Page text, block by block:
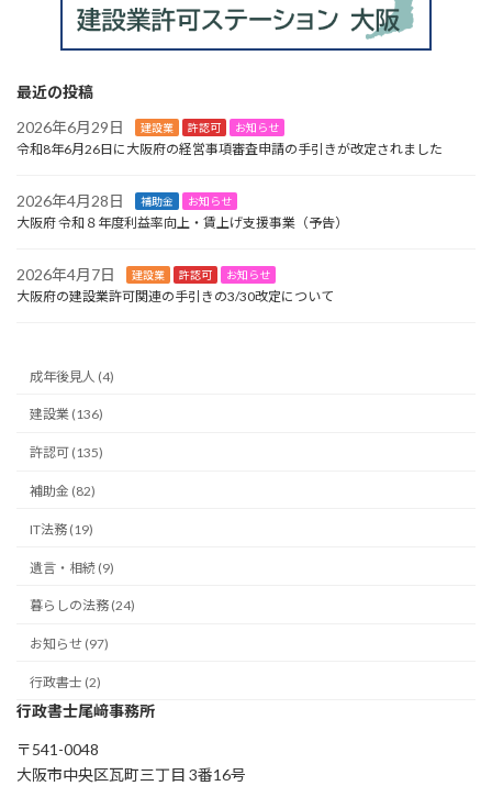
最近の投稿
2026年6月29日
建設業 許認可 お知らせ
令和8年6月26日に大阪府の経営事項審査申請の手引きが改定されました
2026年4月28日 補助金 お知らせ
大阪府 令和８年度利益率向上・賃上げ支援事業（予告）
2026年4月7日 建設業 許認可 お知らせ
大阪府の建設業許可関連の手引きの3/30改定について
成年後見人 (4)
建設業 (136)
許認可 (135)
補助金 (82)
IT法務 (19)
遺言・相続 (9)
暮らしの法務 (24)
お知らせ (97)
行政書士 (2)
行政書士尾﨑事務所
〒541-0048
大阪市中央区瓦町三丁目 3番16号